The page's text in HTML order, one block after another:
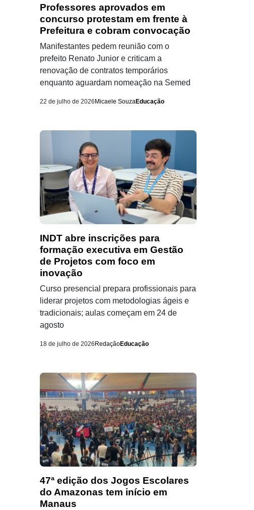
Professores aprovados em
concurso protestam em frente à
Prefeitura e cobram convocação
Manifestantes pedem reunião com o
prefeito Renato Junior e criticam a
renovação de contratos temporários
enquanto aguardam nomeação na Semed
22 de julho de 2026 Micaele SouzaEducação
INDT abre inscrições para
formação executiva em Gestão
de Projetos com foco em
inovação
Curso presencial prepara profissionais para
liderar projetos com metodologias ágeis e
tradicionais; aulas começam em 24 de
agosto
18 de julho de 2026 RedaçãoEducação
47ª edição dos Jogos Escolares
do Amazonas tem início em
Manaus